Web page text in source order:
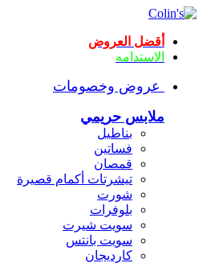
أقضل العروض
الاستدامه
عروض وخصومات
ملابس حريمي
بناطيل
فساتين
قمصان
تيشرتات أكمام قصيرة
شورت
بلوفرات
سويت شيرت
سويت بانتس
كارديجان